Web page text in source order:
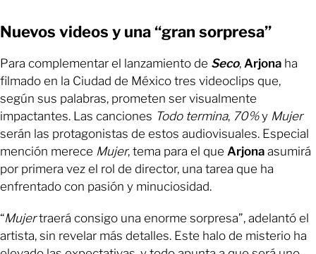
Nuevos videos y una “gran sorpresa”
Para complementar el lanzamiento de Seco, Arjona ha
filmado en la Ciudad de México tres videoclips que,
según sus palabras, prometen ser visualmente
impactantes. Las canciones Todo termina, 70%y Mujer
serán las protagonistas de estos audiovisuales. Especial
mención merece Mujer, tema para el que Arjona asumirá
por primera vez el rol de director, una tarea que ha
enfrentado con pasión y minuciosidad.
“Mujertraerá consigo una enorme sorpresa”, adelantó el
artista, sin revelar más detalles. Este halo de misterio ha